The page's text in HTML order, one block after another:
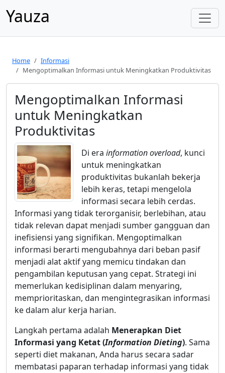
Yauza
Home
Informasi
Mengoptimalkan Informasi untuk Meningkatkan Produktivitas
Mengoptimalkan Informasi
untuk Meningkatkan
Produktivitas
Di era information overload, kunci
untuk meningkatkan
produktivitas bukanlah bekerja
lebih keras, tetapi mengelola
informasi secara lebih cerdas.
Informasi yang tidak terorganisir, berlebihan, atau
tidak relevan dapat menjadi sumber gangguan dan
inefisiensi yang signifikan. Mengoptimalkan
informasi berarti mengubahnya dari beban pasif
menjadi alat aktif yang memicu tindakan dan
pengambilan keputusan yang cepat. Strategi ini
memerlukan kedisiplinan dalam menyaring,
memprioritaskan, dan mengintegrasikan informasi
ke dalam alur kerja harian.
Langkah pertama adalah Menerapkan Diet
Informasi yang Ketat (Information Dieting). Sama
seperti diet makanan, Anda harus secara sadar
membatasi paparan terhadap informasi yang tidak